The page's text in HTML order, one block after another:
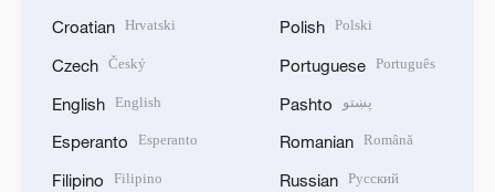
Croatian Hrvatski
Czech Český
English English
Esperanto Esperanto
Filipino Filipino
Polish Polski
Portuguese Português
Pashto پښتو
Romanian Română
Russian Русский